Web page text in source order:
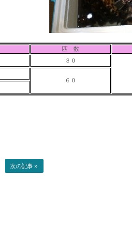
匹 数
３０
６０
次の記事 »